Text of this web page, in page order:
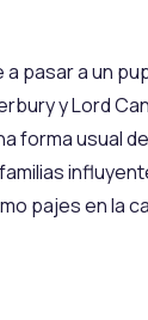
a pasar a un
y Lord
forma usual
pajes en la